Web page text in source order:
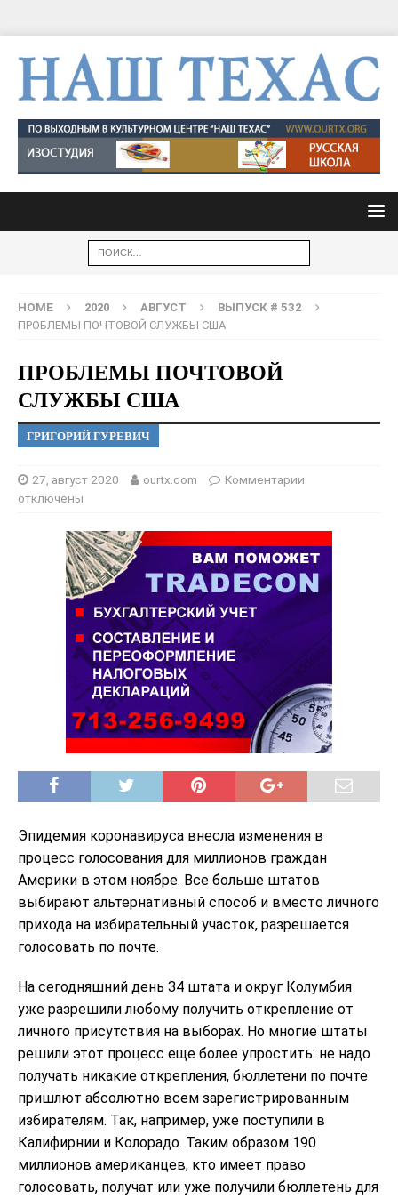
HOME 2020 АВГУСТ
ВЫПУСК # 532
ПРОБЛЕМЫ ПОЧТОВОЙ СЛУЖБЫ США
ПРОБЛЕМЫ ПОЧТОВОЙ
СЛУЖБЫ США
ГРИГОРИЙ ГУРЕВИЧ
27, август 2020 ourtx.com
Комментарии
отключены
Эпидемия коронавируса внесла изменения в
процесс голосования для миллионов граждан
Америки в этом ноябре. Все больше штатов
выбирают альтернативный способ и вместо личного
прихода на избирательный участок, разрешается
голосовать по почте.
На сегодняшний день 34 штата и округ Колумбия
уже разрешили любому получить открепление от
личного присутствия на выборах. Но многие штаты
решили этот процесс еще более упростить: не надо
получать никакие открепления, бюллетени по почте
пришлют абсолютно всем зарегистрированным
избирателям. Так, например, уже поступили в
Калифирнии и Колорадо. Таким образом 190
миллионов американцев, кто имеет право
голосовать, получат или уже получили бюллетень для